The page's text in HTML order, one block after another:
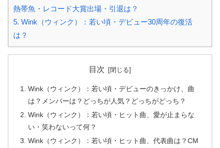
熱帯魚・レコード大賞出場・引退は？
5. Wink（ウィンク）：若い頃・デビュー30周年の復活
は？
目次
Wink（ウィンク）：若い頃・デビューのきっかけ、曲
は？メンバーは？どっちが人気？どっちがどっち？
Wink（ウィンク）：若い頃・ヒット曲、愛が止まらな
い・笑わないって何？
Wink（ウィンク）：若い頃・ヒット曲、代表曲は？CM